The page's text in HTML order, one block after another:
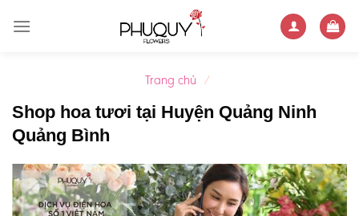
Trang chủ /
Shop hoa tươi tại Huyện Quảng Ninh
Quảng Bình